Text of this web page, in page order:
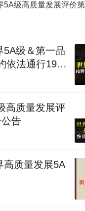
5A级高质量发展评价
5A级＆第一品
依法通行193
高质量发展评
告
高质量发展5A